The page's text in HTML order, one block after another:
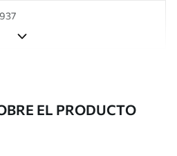
con recubrimiento de barniz
EL PRODUCTO